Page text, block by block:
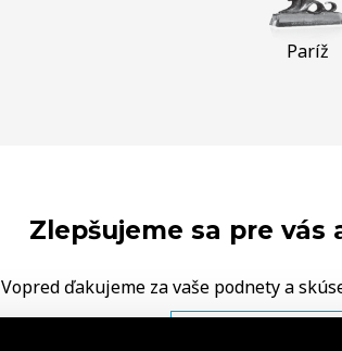
Paríž
Zlepšujeme sa pre vás
Vopred ďakujeme za vaše podnety a
FINAL‑CD.